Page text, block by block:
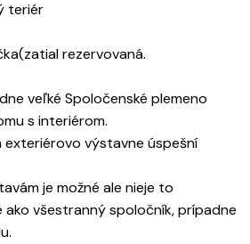
teriér
rezervovaná.
veľké Spoločenské plemeno
s interiérom.
exteriérovo výstavne úspešní
je možné ale nieje to
ako všestranný spoločník, prípadne